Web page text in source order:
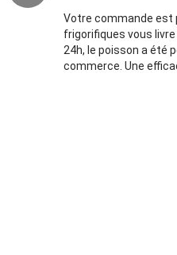
Votre commande est
frigorifiques vous
24h, le poisson a été
commerce. Une